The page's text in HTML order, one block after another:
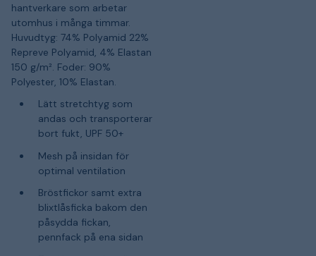
hantverkare som arbetar
utomhus i många timmar.
Huvudtyg: 74% Polyamid 22%
Repreve Polyamid, 4% Elastan
150 g/m². Foder: 90%
Polyester, 10% Elastan.
Lätt stretchtyg som
andas och transporterar
bort fukt, UPF 50+
Mesh på insidan för
optimal ventilation
Bröstfickor samt extra
blixtlåsficka bakom den
påsydda fickan,
pennfack på ena sidan